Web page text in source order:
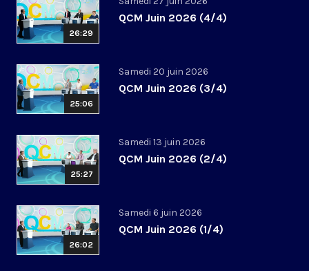
26:29
QCM Juin 2026 (4/4)
25:06
Samedi 20 juin 2026
QCM Juin 2026 (3/4)
25:27
Samedi 13 juin 2026
QCM Juin 2026 (2/4)
26:02
Samedi 6 juin 2026
QCM Juin 2026 (1/4)